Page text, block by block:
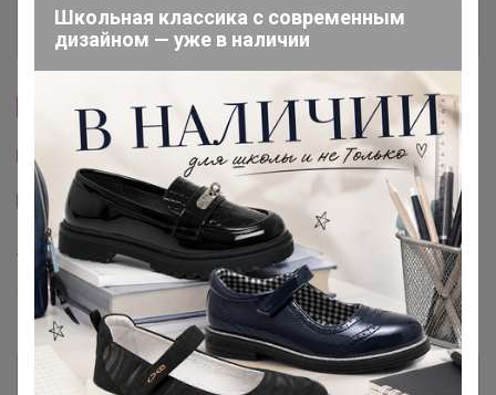
История проведённых выкупов
Cтраничка организатора
Другие СП организатора Эмилия!
Тема отзывов
Торговые марки
Тандем™
Школьная классика с современным
дизайном — уже в наличии